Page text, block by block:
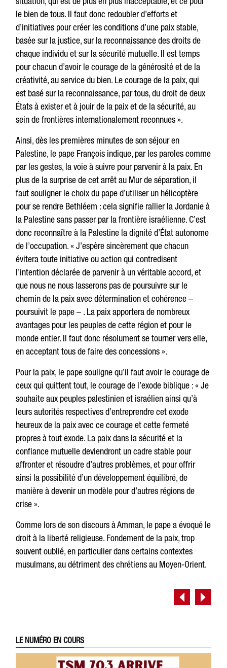
le bien de tous. Il faut donc redoubler d’efforts et
d’initiatives pour créer les conditions d’une paix stable,
basée sur la justice, sur la reconnaissance des droits de
chaque individu et sur la sécurité mutuelle. Il est temps
pour chacun d’avoir le courage de la générosité et de la
créativité, au service du bien. Le courage de la paix, qui
est basé sur la reconnaissance, par tous, du droit de deux
États à exister et à jouir de la paix et de la sécurité, au
sein de frontières internationalement reconnues ».
Ainsi, dès les premières minutes de son séjour en
Palestine, le pape François indique, par les paroles comme
par les gestes, la voie à suivre pour parvenir à la paix. En
plus de la surprise de cet arrêt au Mur de séparation, il
faut souligner le choix du pape d’utiliser un hélicoptère
pour se rendre Bethléem : cela signifie rallier la Jordanie à
la Palestine sans passer par la frontière israélienne. C’est
donc reconnaître à la Palestine la dignité d’État autonome
de l’occupation. « J’espère sincèrement que chacun
évitera toute initiative ou action qui contredisent
l’intention déclarée de parvenir à un véritable accord, et
que nous ne nous lasserons pas de poursuivre sur le
chemin de la paix avec détermination et cohérence –
poursuivit le pape – . La paix apportera de nombreux
avantages pour les peuples de cette région et pour le
monde entier. Il faut donc résolument se tourner vers elle,
en acceptant tous de faire des concessions ».
Pour la paix, le pape souligne qu’il faut avoir le courage de
ceux qui quittent tout, le courage de l’exode biblique : « Je
souhaite aux peuples palestinien et israélien ainsi qu’à
leurs autorités respectives d’entreprendre cet exode
heureux de la paix avec ce courage et cette fermeté
propres à tout exode. La paix dans la sécurité et la
confiance mutuelle deviendront un cadre stable pour
affronter et résoudre d’autres problèmes, et pour offrir
ainsi la possibilité d’un développement équilibré, de
manière à devenir un modèle pour d’autres régions de
crise ».
Comme lors de son discours à Amman, le pape a évoqué le
droit à la liberté religieuse. Fondement de la paix, trop
souvent oublié, en particulier dans certains contextes
musulmans, au détriment des chrétiens au Moyen-Orient.
LE NUMÉRO EN COURS